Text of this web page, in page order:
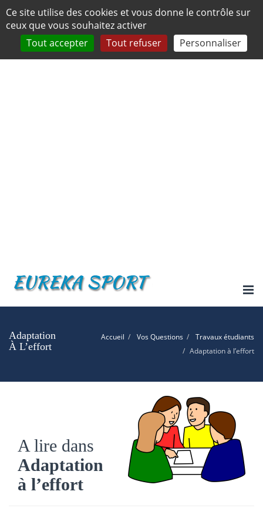
Adaptation
À L’effort
Accueil Vos Questions
Travaux étudiants
Adaptation à l’effort
A lire dans
Adaptation
à l’effort
Panneau de gestion des cookies
Ce site utilise des cookies et vous donne le contrôle sur
ceux que vous souhaitez activer
Tout accepter
Tout refuser Personnaliser